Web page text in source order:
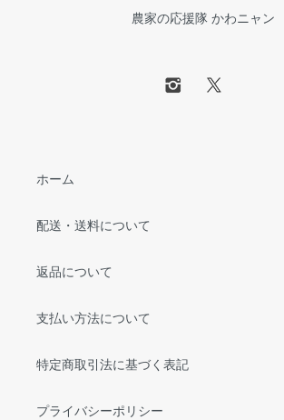
農家の応援隊 かわニャン
ホーム
配送・送料について
返品について
支払い方法について
特定商取引法に基づく表記
プライバシーポリシー